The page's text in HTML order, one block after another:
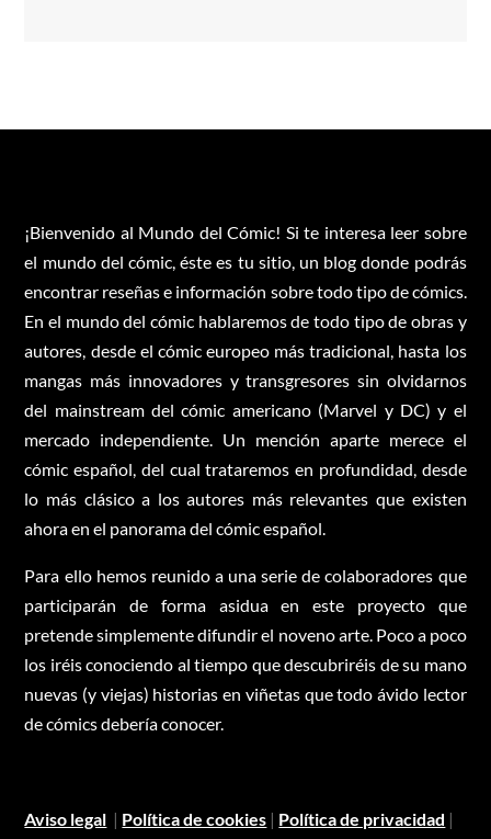
¡Bienvenido al Mundo del Cómic! Si te interesa leer sobre
el mundo del cómic, éste es tu sitio, un blog donde podrás
encontrar reseñas e información sobre todo tipo de cómics.
En el mundo del cómic hablaremos de todo tipo de obras y
autores, desde el cómic europeo más tradicional, hasta los
mangas más innovadores y transgresores sin olvidarnos
del mainstream del cómic americano (Marvel y DC) y el
mercado independiente. Un mención aparte merece el
cómic español, del cual trataremos en profundidad, desde
lo más clásico a los autores más relevantes que existen
ahora en el panorama del cómic español.
Para ello hemos reunido a una serie de colaboradores que
participarán de forma asidua en este proyecto que
pretende simplemente difundir el noveno arte. Poco a poco
los iréis conociendo al tiempo que descubriréis de su mano
nuevas (y viejas) historias en viñetas que todo ávido lector
de cómics debería conocer.
Aviso legal | Política de cookies | Política de privacidad |